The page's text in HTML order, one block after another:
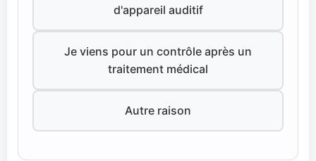
d'appareil auditif
Je viens pour un contrôle après un
traitement médical
Autre raison